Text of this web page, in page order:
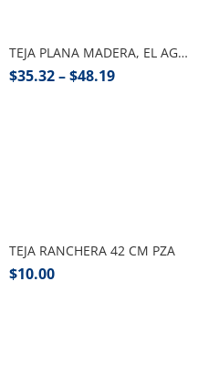
TEJA PLANA MADERA, EL AGUILA PZA
$35.32–$48.19
TEJA RANCHERA 42 CM PZA
$10.00